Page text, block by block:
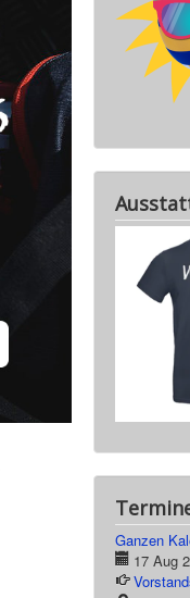
Ganzen
17 Aug